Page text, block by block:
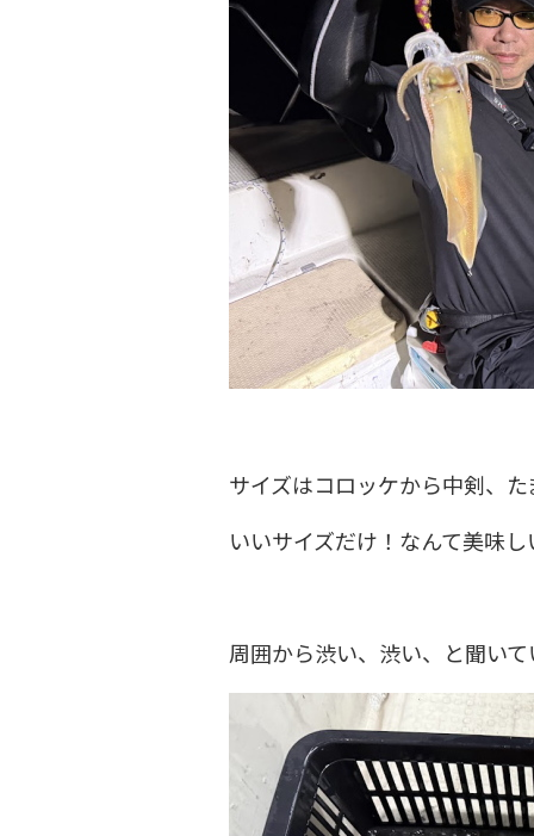
サイズはコロッケから中剣、
いいサイズだけ！なんて美味
周囲から渋い、渋い、と聞い